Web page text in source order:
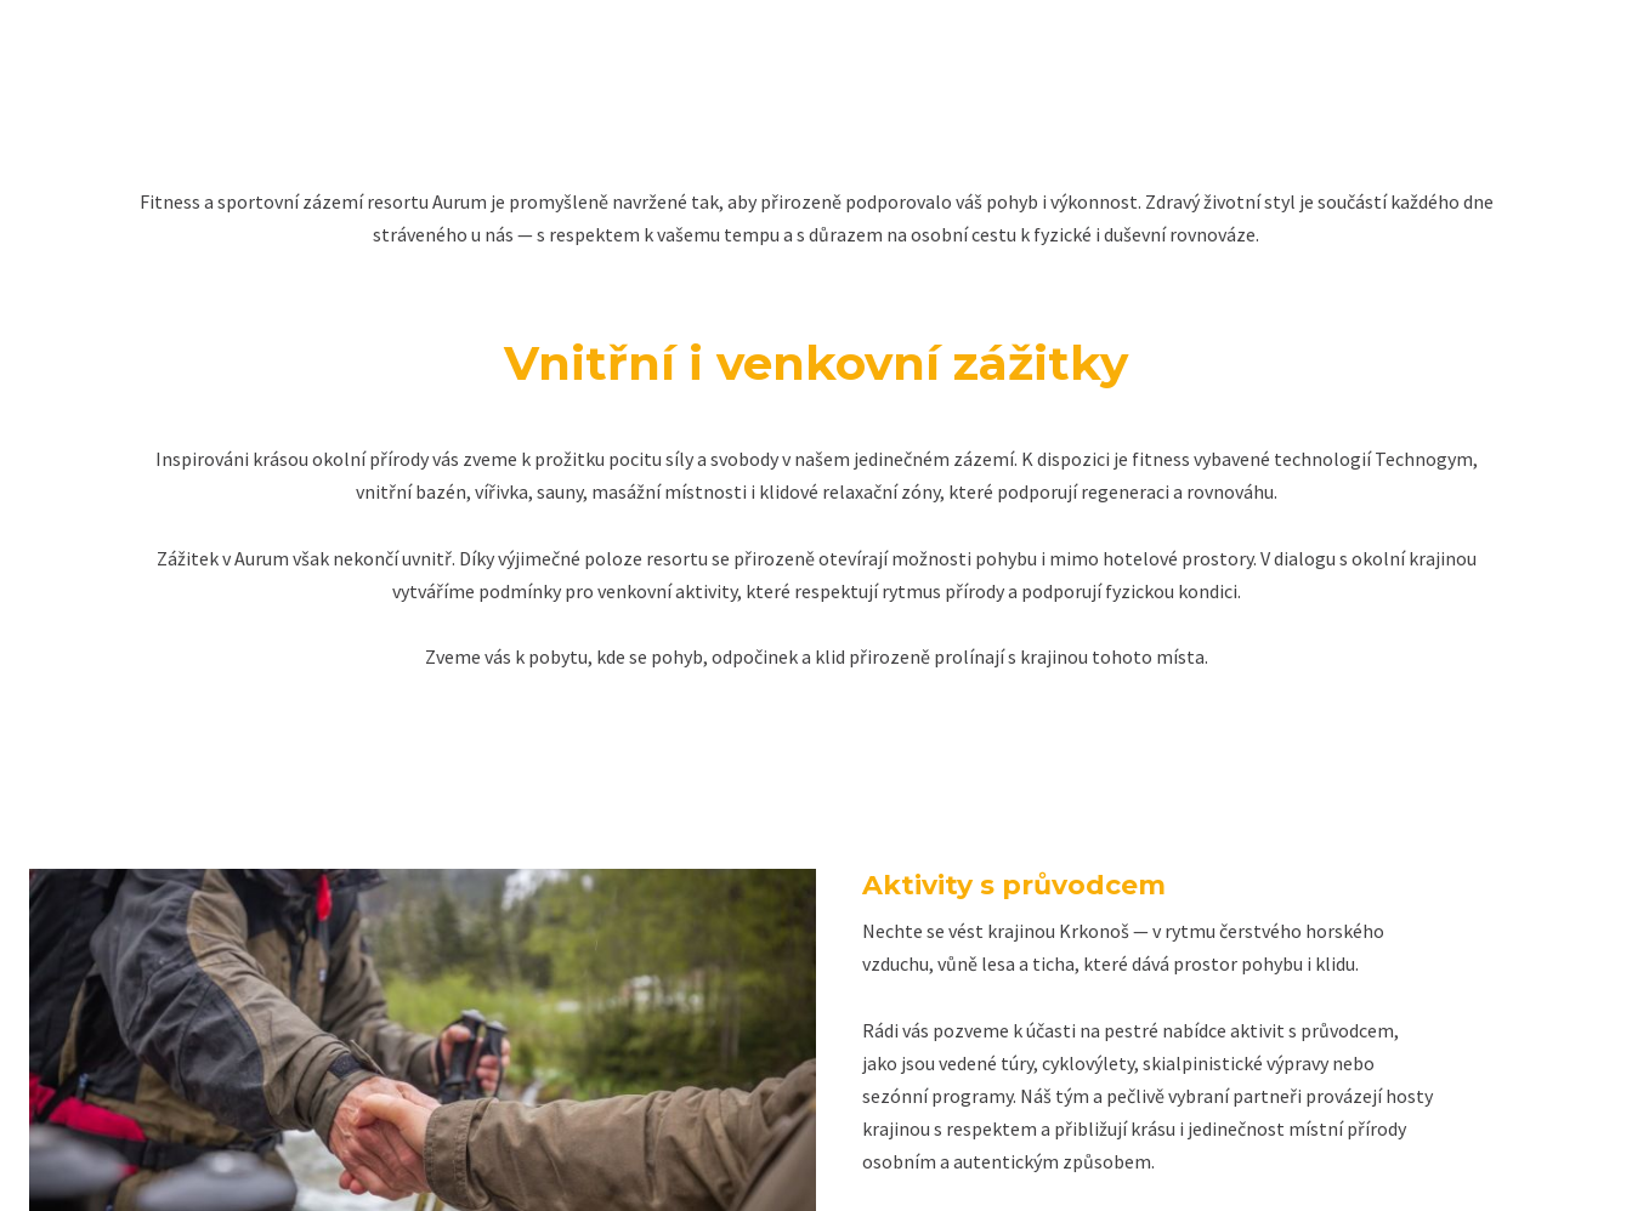
Fitness a sportovní zázemí resortu Aurum je promyšleně navržené tak, aby přirozeně podporovalo váš pohyb i výkonnost. Zdravý životní styl je součástí každého dne
stráveného u nás — s respektem k vašemu tempu a s důrazem na osobní cestu k fyzické i duševní rovnováze.
Vnitřní i venkovní zážitky
Inspirováni krásou okolní přírody vás zveme k prožitku pocitu síly a svobody v našem jedinečném zázemí. K dispozici je fitness vybavené technologií Technogym,
vnitřní bazén, vířivka, sauny, masážní místnosti i klidové relaxační zóny, které podporují regeneraci a rovnováhu.
Zážitek v Aurum však nekončí uvnitř. Díky výjimečné poloze resortu se přirozeně otevírají možnosti pohybu i mimo hotelové prostory. V dialogu s okolní krajinou
vytváříme podmínky pro venkovní aktivity, které respektují rytmus přírody a podporují fyzickou kondici.
Zveme vás k pobytu, kde se pohyb, odpočinek a klid přirozeně prolínají s krajinou tohoto místa.
Aktivity s průvodcem
Nechte se vést krajinou Krkonoš — v rytmu čerstvého horského
vzduchu, vůně lesa a ticha, které dává prostor pohybu i klidu.
Rádi vás pozveme k účasti na pestré nabídce aktivit s průvodcem,
jako jsou vedené túry, cyklovýlety, skialpinistické výpravy nebo
sezónní programy. Náš tým a pečlivě vybraní partneři provázejí hosty
krajinou s respektem a přibližují krásu i jedinečnost místní přírody
osobním a autentickým způsobem.